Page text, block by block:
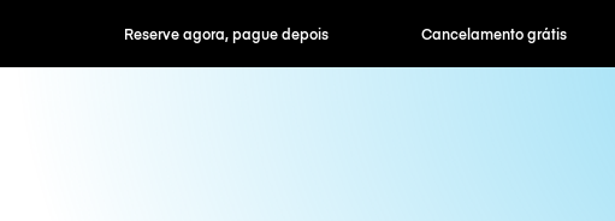
Reserve agora, pague depois Cancelamento grátis Tarifas